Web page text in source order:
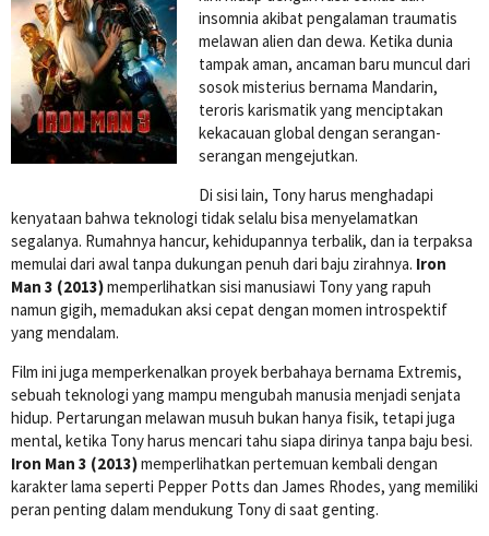
insomnia akibat pengalaman traumatis
melawan alien dan dewa. Ketika dunia
tampak aman, ancaman baru muncul dari
sosok misterius bernama Mandarin,
teroris karismatik yang menciptakan
kekacauan global dengan serangan-
serangan mengejutkan.
Di sisi lain, Tony harus menghadapi
kenyataan bahwa teknologi tidak selalu bisa menyelamatkan
segalanya. Rumahnya hancur, kehidupannya terbalik, dan ia terpaksa
memulai dari awal tanpa dukungan penuh dari baju zirahnya. Iron
Man 3 (2013)memperlihatkan sisi manusiawi Tony yang rapuh
namun gigih, memadukan aksi cepat dengan momen introspektif
yang mendalam.
Film ini juga memperkenalkan proyek berbahaya bernama Extremis,
sebuah teknologi yang mampu mengubah manusia menjadi senjata
hidup. Pertarungan melawan musuh bukan hanya fisik, tetapi juga
mental, ketika Tony harus mencari tahu siapa dirinya tanpa baju besi.
Iron Man 3 (2013)memperlihatkan pertemuan kembali dengan
karakter lama seperti Pepper Potts dan James Rhodes, yang memiliki
peran penting dalam mendukung Tony di saat genting.